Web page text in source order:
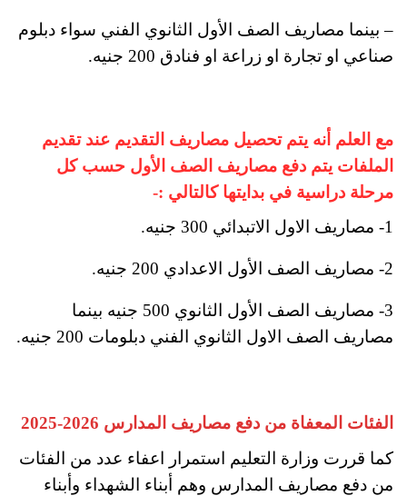
– بينما مصاريف الصف الأول الثانوي الفني سواء دبلوم
صناعي او تجارة او زراعة او فنادق 200 جنيه.
مع العلم أنه يتم تحصيل مصاريف التقديم عند تقديم
الملفات يتم دفع مصاريف الصف الأول حسب كل
مرحلة دراسية في بدايتها كالتالي :-
1- مصاريف الاول الاتبدائي 300 جنيه.
2- مصاريف الصف الأول الاعدادي 200 جنيه.
3- مصاريف الصف الأول الثانوي 500 جنيه بينما
مصاريف الصف الاول الثانوي الفني دبلومات 200 جنيه.
الفئات المعفاة من دفع مصاريف المدارس 2026-2025
كما قررت وزارة التعليم استمرار اعفاء عدد من الفئات
من دفع مصاريف المدارس وهم أبناء الشهداء وأبناء